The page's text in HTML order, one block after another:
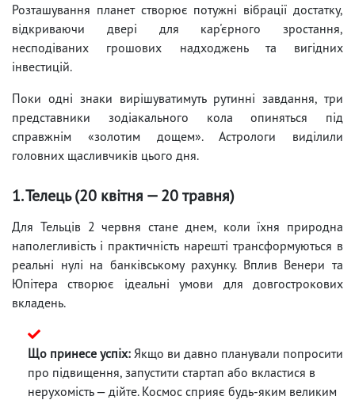
Розташування планет створює потужні вібрації достатку,
відкриваючи двері для кар'єрного зростання,
несподіваних грошових надходжень та вигідних
інвестицій.
Поки одні знаки вирішуватимуть рутинні завдання, три
представники зодіакального кола опиняться під
справжнім «золотим дощем». Астрологи виділили
головних щасливчиків цього дня.
1. Телець (20 квітня — 20 травня)
Для Тельців 2 червня стане днем, коли їхня природна
наполегливість і практичність нарешті трансформуються в
реальні нулі на банківському рахунку. Вплив Венери та
Юпітера створює ідеальні умови для довгострокових
вкладень.
Що принесе успіх: Якщо ви давно планували попросити
про підвищення, запустити стартап або вкластися в
нерухомість — дійте. Космос сприяє будь-яким великим